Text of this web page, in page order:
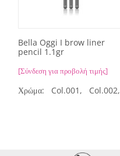
Bella Oggi I brow liner
pencil 1.1gr
[Σύνδεση για προβολή τιμής]
Χρώμα: Col.001, Col.002,